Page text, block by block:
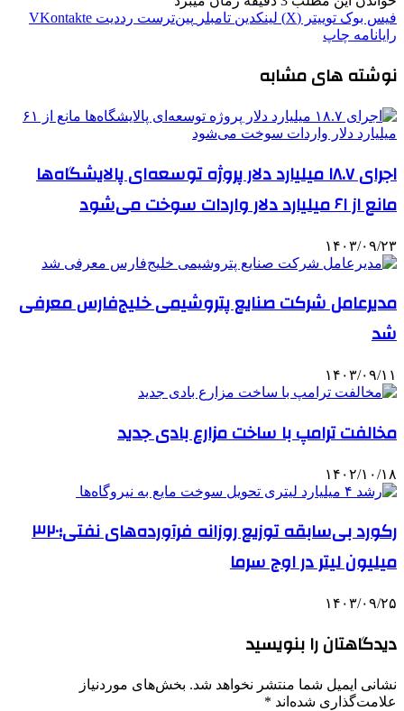
فیس بوک توییتر (X) لینکدین ‫تامبلر ‫پین‌ترست ‫رددیت ‫VKontakte
رایانامه چاپ
نوشته های مشابه
اجرای ۱۸.۷ میلیارد دلار پروژه توسعه‌ای پالایشگاه‌ها
مانع از ۶۱ میلیارد دلار واردات سوخت می‌شود
۱۴۰۳/۰۹/۲۳
مدیرعامل شرکت صنایع پتروشیمی خلیج‌فارس معرفی
شد
۱۴۰۳/۰۹/۱۱
مخالفت ترامپ با ساخت مزارع بادی جدید
۱۴۰۲/۱۰/۱۸
رکورد بی‌سابقه توزیع روزانه فرآورده‌های نفتی؛۳۲۰
میلیون لیتر در اوج سرما
۱۴۰۳/۰۹/۲۵
دیدگاهتان را بنویسید
نشانی ایمیل شما منتشر نخواهد شد. بخش‌های موردنیاز
علامت‌گذاری شده‌اند *